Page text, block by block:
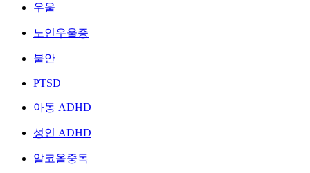
우울
노인우울증
불안
PTSD
아동 ADHD
성인 ADHD
알코올중독